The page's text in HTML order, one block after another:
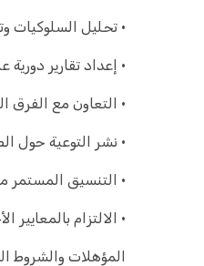
• تحليل السلوكيات
• إعداد تقارير
• التعاون مع الفرق
• نشر التوعية حول
• التنسيق المستمر
• الالتزام بالمعايير
المؤهلات والشروط